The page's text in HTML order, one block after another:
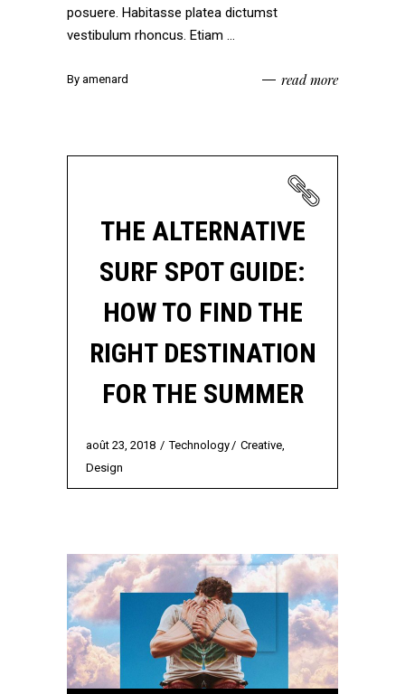
posuere. Habitasse platea dictumst
vestibulum rhoncus. Etiam
By amenard read more
THE ALTERNATIVE
SURF SPOT GUIDE:
HOW TO FIND THE
RIGHT DESTINATION
FOR THE SUMMER
août 23, 2018 Technology Creative,
Design